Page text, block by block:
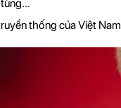
thống của Việt Nam